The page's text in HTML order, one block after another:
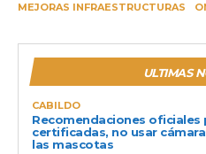
MEJORAS INFRAESTRUCTURAS
ULTIMAS
CABILDO
Recomendaciones oficiales
certificadas, no usar
las mascotas